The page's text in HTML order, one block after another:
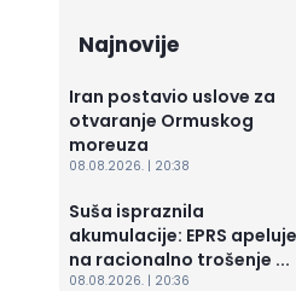
Najnovije
Iran postavio uslove za
otvaranje Ormuskog
moreuza
08.08.2026. | 20:38
Suša ispraznila
akumulacije: EPRS apeluje
na racionalno trošenje ...
08.08.2026. | 20:36